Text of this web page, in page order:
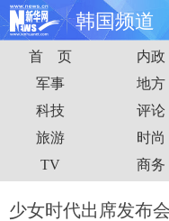
韩国频道
首页 时政
娱乐 体育
时尚 思客
港澳 台湾
首 页 内政
军事
地方
科技
评论
旅游
时尚
TV
商务
少女时代出席发布